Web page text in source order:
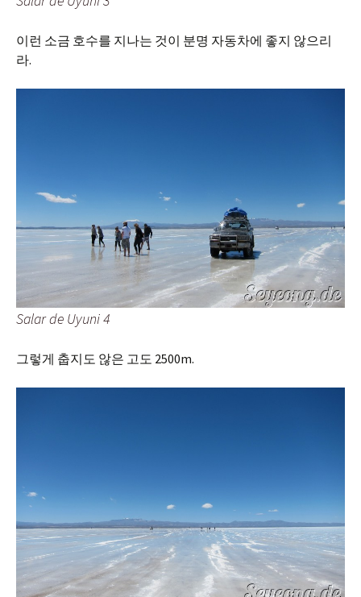
이런 소금 호수를 지나는 것이 분명 자동차에 좋지 않으리
라.
Salar de Uyuni 4
그렇게 춥지도 않은 고도 2500m.